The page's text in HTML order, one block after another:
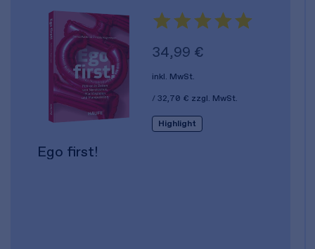
34,99 €
inkl. MwSt.
32,70 € zzgl. MwSt.
Highlight
Ego first!